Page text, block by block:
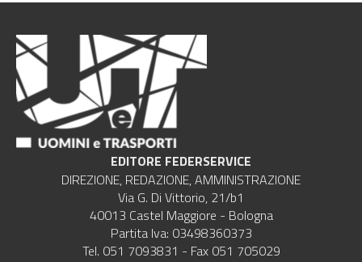
EDITORE FEDERSERVICE
DIREZIONE, REDAZIONE, AMMINISTRAZIONE
Via G. Di Vittorio, 21/b1
40013 Castel Maggiore - Bologna
Partita Iva: 03498360373
Tel. 051 7093831 - Fax 051 705029